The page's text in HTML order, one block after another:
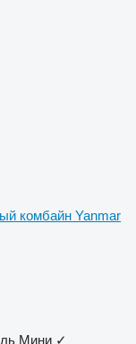
комбайн Yanmar
Мини ✓